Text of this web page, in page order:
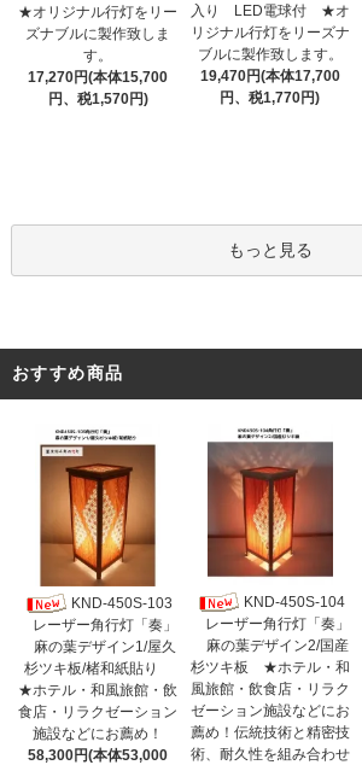
★オリジナル行灯をリー
ズナブルに製作致しま
す。
17,270円(本体15,700
円、税1,570円)
入り LED電球付 ★オ
リジナル行灯をリーズナ
ブルに製作致します。
19,470円(本体17,700
円、税1,770円)
もっと見る
おすすめ商品
KND-450S-103
レーザー角行灯「奏」
麻の葉デザイン1/屋久
杉ツキ板/楮和紙貼り
★ホテル・和風旅館・飲
食店・リラクゼーション
施設などにお薦め！
58,300円(本体53,000
KND-450S-104
レーザー角行灯「奏」
麻の葉デザイン2/国産
杉ツキ板 ★ホテル・和
風旅館・飲食店・リラク
ゼーション施設などにお
薦め！伝統技術と精密技
術、耐久性を組み合わせ